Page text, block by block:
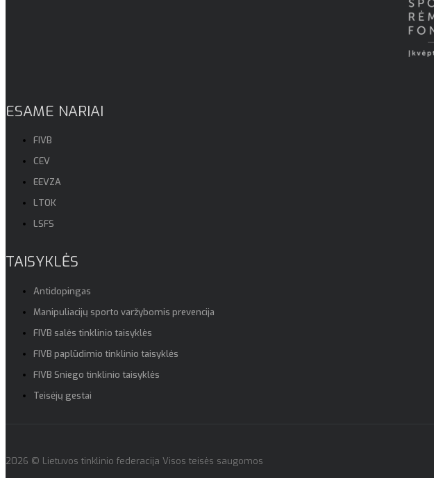
ESAME NARIAI
FIVB
CEV
EEVZA
LTOK
LSFS
TAISYKLĖS
Antidopingas
Manipuliacijų sporto varžybomis prevencija
FIVB salės tinklinio taisyklės
FIVB paplūdimio tinklinio taisyklės
FIVB Sniego tinklinio taisyklės
Teisėjų gestai
2026 © Lietuvos tinklinio federacija Visos teisės saugomos